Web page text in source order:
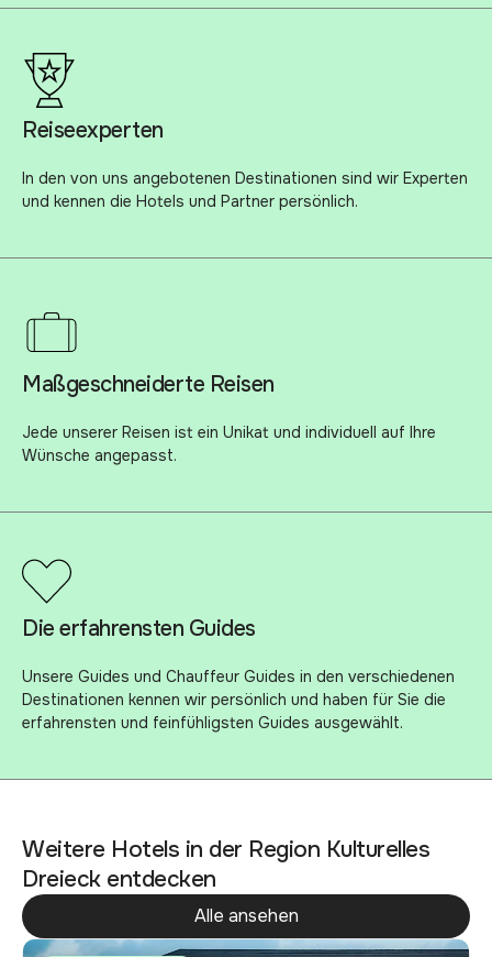
Reiseexperten
In den von uns angebotenen Destinationen sind wir Experten
und kennen die Hotels und Partner persönlich.
Maßgeschneiderte Reisen
Jede unserer Reisen ist ein Unikat und individuell auf Ihre
Wünsche angepasst.
Die erfahrensten Guides
Unsere Guides und Chauffeur Guides in den verschiedenen
Destinationen kennen wir persönlich und haben für Sie die
erfahrensten und feinfühligsten Guides ausgewählt.
Weitere Hotels in der Region Kulturelles
Dreieck entdecken
Alle ansehen